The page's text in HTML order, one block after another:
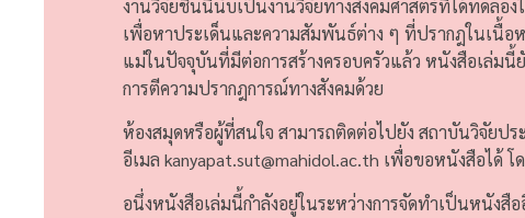
งานวิจัยชิ้นนี้นับเป็นงานวิจัยทางสังคมศาสตร์ที่ได้ทดลอ
เพื่อหาประเด็นและความสัมพันธ์ต่าง ๆ ที่ปรากฎในเนื้อ
แม่ในปัจจุบันที่มีต่อการสร้างครอบครัวแล้ว หนังสือเล่มนี้
การตีความปรากฎการณ์ทางสังคมด้วย
ห้องสมุดหรือผู้ที่สนใจ สามารถติดต่อไปยัง สถาบันวิจัยป
อีเมล kanyapat.sut@mahidol.ac.th เพื่อขอหนังสือได้ โ
อนึ่งหนังสือเล่มนี้กำลังอยู่ในระหว่างการจัดทำเป็นหนังสื